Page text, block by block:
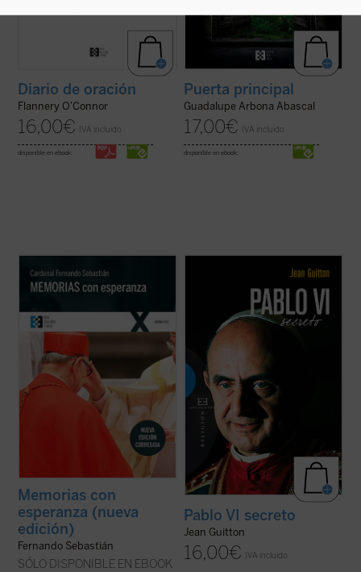
Diario de oración
Flannery O'Connor
16,00€ IVA incluido
disponible en ebook:
Puerta principal
Guadalupe Arbona Abascal
17,00€ IVA incluido
disponible en ebook:
años pasados tenemos la obligación de
ayudar a los más jóvenes a conocer la
demasiadas tensiones, demasiados
rechazos, ...(ver ficha)
Memorias con
esperanza (nueva
edición)
Fernando Sebastián
SÓLO DISPONIBLE EN EBOOK
El presente libro, publicado originalmente
un año después de la muerte de Pablo VI,
recoge las notas tomadas por Jean Guitton
a lo largo de veintisiete años (1950-1977)
de encuentros con Montini, de quien fue
amigo, y quien le confió sus ...
(ver ficha)
Pablo VI secreto
Jean Guitton
16,00€ IVA incluido